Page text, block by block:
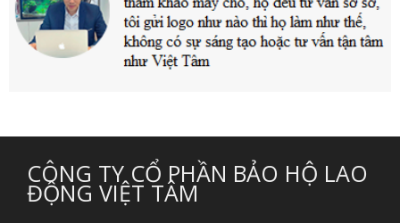
CÔNG TY CỔ PHẦN BẢO HỘ LAO
ĐỘNG VIỆT TÂM